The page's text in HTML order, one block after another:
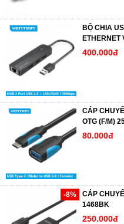
BỘ CHIA
ETHERNET
400.000đ
CÁP
OTG (F/M)
80.000đ
-8%
CÁP
1468BK
250.000đ